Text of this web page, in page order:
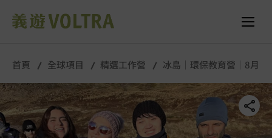
首頁 全球項目 精選工作營 冰島｜環保教育營｜8月
舉行城市/地點 (只供參考)